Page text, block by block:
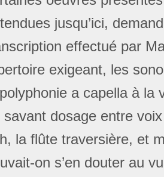
jusqu’ici,
effectué par
exigeant, les
a capella à la
savant dosage entre
la flûte traversière, et
on s’en douter au